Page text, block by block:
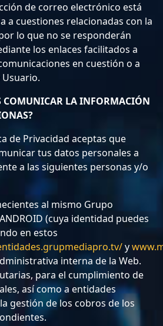
de correo electrónico está
a cuestiones relacionadas con la
lo que no se responderán
los enlaces facilitados a
en cuestión o a
COMUNICAR LA INFORMACIÓN
de Privacidad aceptas que
tus datos personales a
a las siguientes personas y/o
al mismo Grupo
(cuya identidad puedes
en estos
y
interna de la Web.
para el cumplimiento de
así como a entidades
gestión de los cobros de los